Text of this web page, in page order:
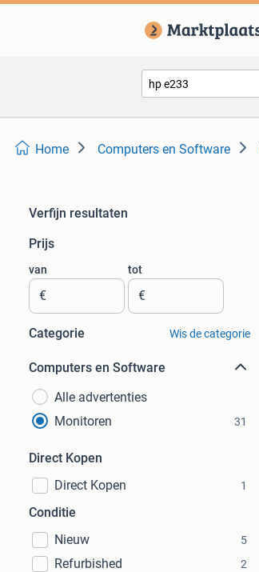
Home Computers en Software
Verfijn resultaten
Prijs
van
€
tot
€
Categorie Wis de categorie
Computers en Software
Alle advertenties
Monitoren
31
Direct Kopen
Direct Kopen
1
Conditie
Nieuw
5
Refurbished 2